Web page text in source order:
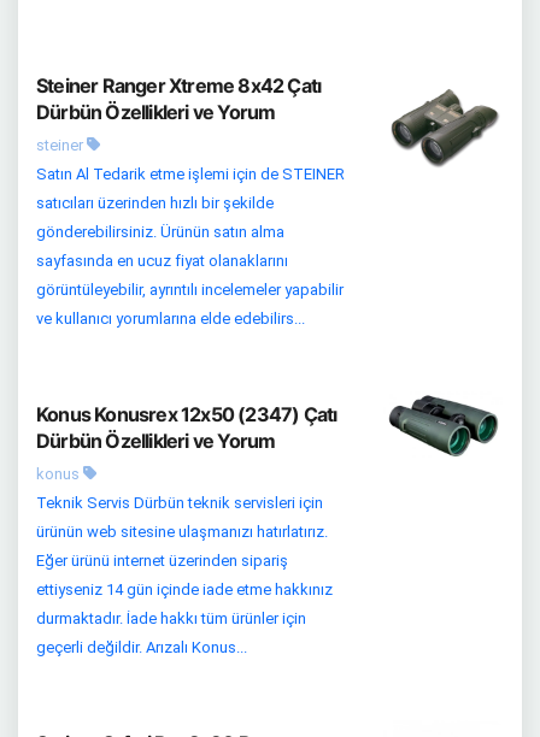
Steiner Ranger Xtreme 8x42 Çatı
Dürbün Özellikleri ve Yorum
steiner
Satın Al Tedarik etme işlemi için de STEINER
satıcıları üzerinden hızlı bir şekilde
gönderebilirsiniz. Ürünün satın alma
sayfasında en ucuz fiyat olanaklarını
görüntüleyebilir, ayrıntılı incelemeler yapabilir
ve kullanıcı yorumlarına elde edebilirs...
Konus Konusrex 12x50 (2347) Çatı
Dürbün Özellikleri ve Yorum
konus
Teknik Servis Dürbün teknik servisleri için
ürünün web sitesine ulaşmanızı hatırlatırız.
Eğer ürünü internet üzerinden sipariş
ettiyseniz 14 gün içinde iade etme hakkınız
durmaktadır. İade hakkı tüm ürünler için
geçerli değildir. Arızalı Konus...